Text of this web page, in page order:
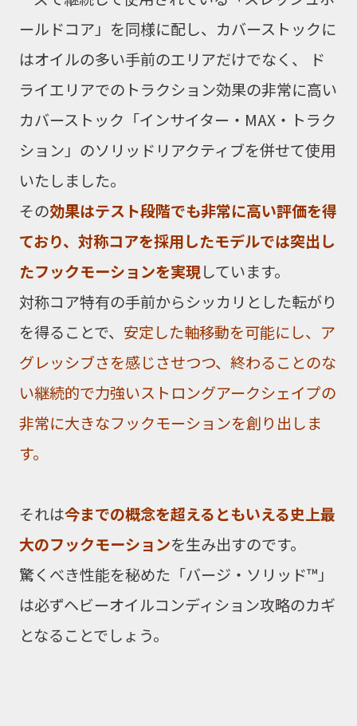
ールドコア」 を同様に配し、 カバーストックに
はオイルの多い手前のエリアだけでなく、
ド
ライエリアでのトラクション効果の非常に高い
カバーストック 「インサイター・MAX・トラク
ション」のソリッドリアクティブを併せて使用
いたしました。
その効果はテスト段階でも非常に高い評価を得
ており、対称コアを採用したモデルでは突出し
たフックモーションを実現しています。
対称コア特有の手前からシッカリとした転がり
を得ることで、 安定した軸移動を可能にし、ア
グレッシブさを感じさせつつ、終わることのな
い継続的で力強いストロングアークシェイプの
非常に大きなフックモーションを創り出しま
す。
それは今までの概念を超えるともいえる史上最
大のフックモーションを生み出すのです。
驚くべき性能を秘めた「バージ・ソリッド™」
は必ずヘビーオイルコンディション攻略のカギ
となることでしょう。